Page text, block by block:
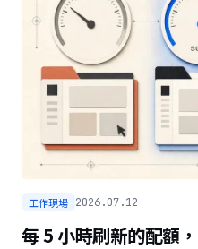
工作現場 2026.07.12
每 5 小時刷新的配額